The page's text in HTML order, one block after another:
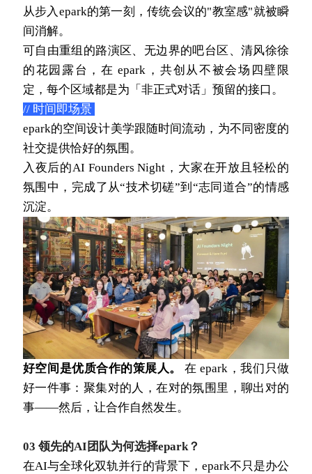
从步入epark的第一刻，传统会议的"教室感"就被瞬
间消解。
可自由重组的路演区、无边界的吧台区、清风徐徐
的花园露台，在 epark，共创从不被会场四壁限
定，每个区域都是为「非正式对话」预留的接口。
// 时间即场景
epark的空间设计美学跟随时间流动，为不同密度的
社交提供恰好的氛围。
入夜后的AI Founders Night，大家在开放且轻松的
氛围中，完成了从“技术切磋”到“志同道合”的情感
沉淀。
好空间是优质合作的策展人。
在 epark，我们只做
好一件事：聚集对的人，在对的氛围里，聊出对的
事——然后，让合作自然发生。
03 领先的AI团队为何选择epark？
在AI与全球化双轨并行的背景下，epark不只是办公